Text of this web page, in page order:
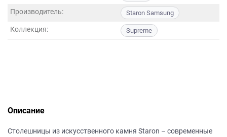
Производитель: Staron Samsung
Коллекция: Supreme
Описание
Столешницы из искусственного камня Staron – современные